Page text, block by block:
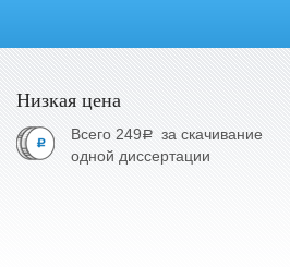
Низкая цена
Всего 249a за скачивание
одной диссертации